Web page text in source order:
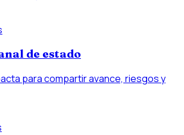
de estado
para compartir avance, riesgos y